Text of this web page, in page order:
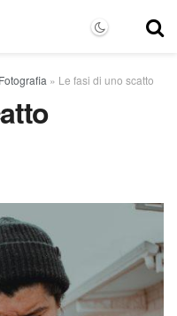
Fotografia » Le fasi di uno scatto